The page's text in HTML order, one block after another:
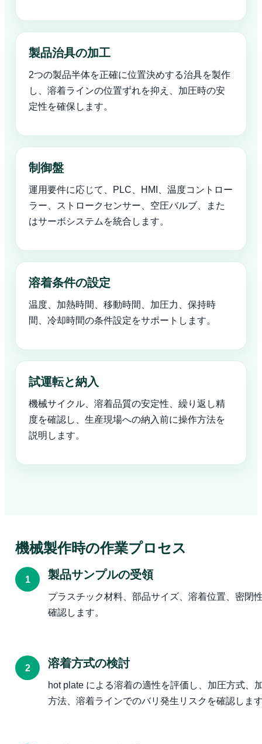
製品治具の加工
2つの製品半体を正確に位置決めする治具を製作
し、溶着ラインの位置ずれを抑え、加圧時の安
定性を確保します。
制御盤
運用要件に応じて、PLC、HMI、温度コントロー
ラー、ストロークセンサー、空圧バルブ、また
はサーボシステムを統合します。
溶着条件の設定
温度、加熱時間、移動時間、加圧力、保持時
間、冷却時間の条件設定をサポートします。
試運転と納入
機械サイクル、溶着品質の安定性、繰り返し精
度を確認し、生産現場への納入前に操作方法を
説明します。
機械製作時の作業プロセス
1 製品サンプルの受領
プラスチック材料、部品サイズ、溶着位置、密閉
確認します。
2 溶着方式の検討
hot plate による溶着の適性を評価し、加圧方式、
方法、溶着ラインでのバリ発生リスクを確認しま